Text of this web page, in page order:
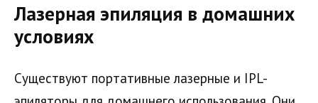
Лазерная эпиляция в домашних
условиях
Существуют портативные лазерные и IPL-